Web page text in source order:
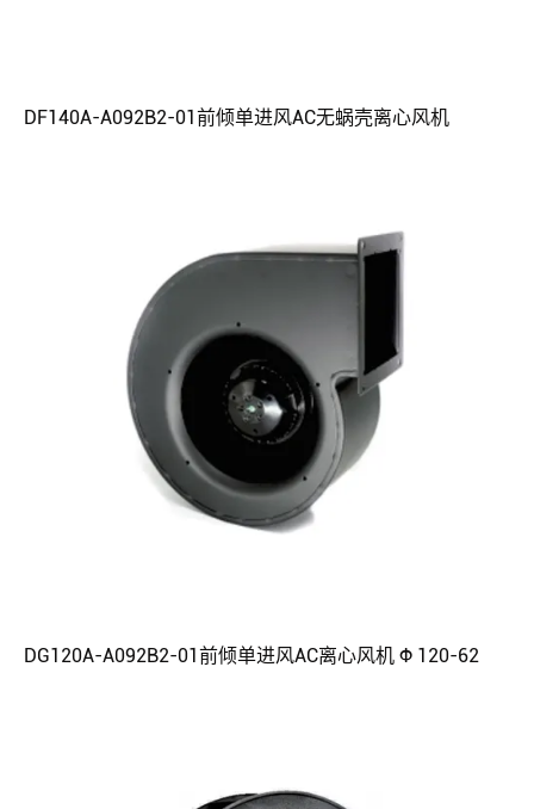
DF140A-A092B2-01前倾单进风AC无蜗壳离心风机
DG120A-A092B2-01前倾单进风AC离心风机 Φ 120-62